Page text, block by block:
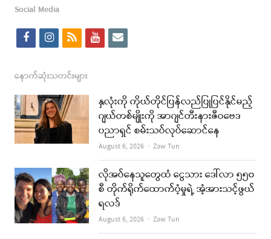
Social Media
f
c
e
b
o
k
i
s
t
a
g
a
m
r
s
y
t
u
b
e
e
i
l
နောက်ဆုံးသတင်းများ
နှလုံးကို ကိုယ်တိုင်ပြန်လည်ပြုပြင်နိုင်မည့်
ဂျယ်တစ်မျိုးကို အာဂျင်တီးနားဇီဝဗေဒ
ပညာရှင် စမ်းသပ်လုပ်ဆောင်နေ
August 6, 2026 Author
Zaw Tun
လိုအပ်နေသူတွေထံ ငွေသား ဒေါ်လာ ၅၅၀
စီ တိုက်ရိုက်ထောက်ပံ့မှုရဲ့ အံ့အားသင့်ဖွယ်
ရလဒ်
August 6, 2026 Author
Zaw Tun